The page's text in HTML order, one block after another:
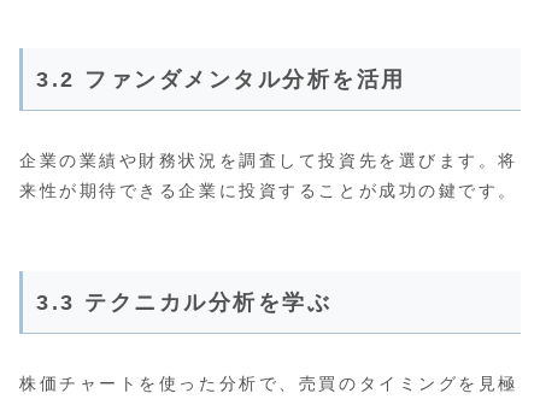
3.2 ファンダメンタル分析を活用
企業の業績や財務状況を調査して投資先を選びます。将
来性が期待できる企業に投資することが成功の鍵です。
3.3 テクニカル分析を学ぶ
株価チャートを使った分析で、売買のタイミングを見極